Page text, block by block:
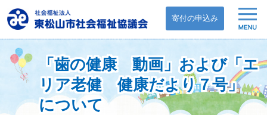
寄付の申込み
「歯の健康 動画」および「エ
リア老健 健康だより７号」
について